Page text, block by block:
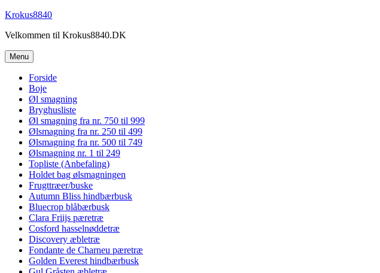
Videre
indhold
Krokus8840
Velkommen til Krokus8840.DK
Menu
Forside
Boje
Øl smagning
Bryghusliste
Øl smagning fra nr. 750 til 999
Ølsmagning fra nr. 250 til 499
Ølsmagning fra nr. 500 til 749
Ølsmagning nr. 1 til 249
Topliste (Anbefaling)
Holdet bag ølsmagningen
Frugttræer/buske
Autumn Bliss hindbærbusk
Bluecrop blåbærbusk
Clara Friijs pæretræ
Cosford hasselnøddetræ
Discovery æbletræ
Fondante de Charneu pæretræ
Golden Everest hindbærbusk